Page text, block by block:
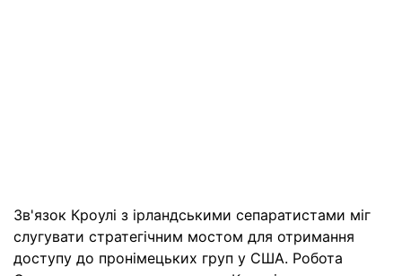
Зв'язок Кроулі з ірландськими сепаратистами міг
слугувати стратегічним мостом для отримання
доступу до пронімецьких груп у США. Робота